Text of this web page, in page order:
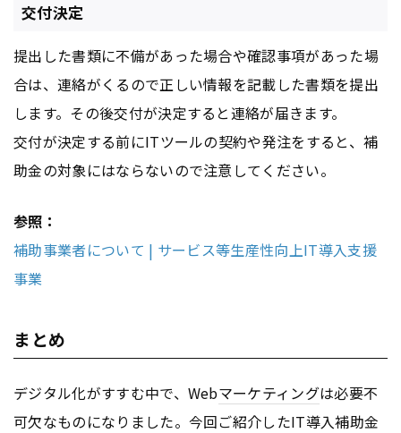
交付決定
提出した書類に不備があった場合や確認事項があった場
合は、連絡がくるので正しい情報を記載した書類を提出
します。その後交付が決定すると連絡が届きます。
交付が決定する前にITツールの契約や発注をすると、補
助金の対象にはならないので注意してください。
参照：
補助事業者について | サービス等生産性向上IT導入支援
事業
まとめ
デジタル化がすすむ中で、Webマーケティングは必要不
可欠なものになりました。今回ご紹介したIT導入補助金